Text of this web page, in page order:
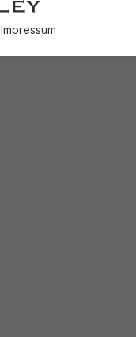
Impressum